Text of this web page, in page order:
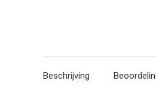
Beschrijving